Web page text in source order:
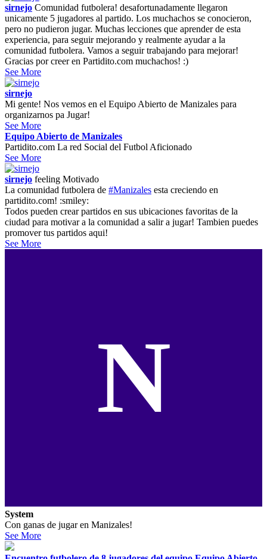
sirnejo Comunidad futbolera! desafortunadamente llegaron
unicamente 5 jugadores al partido. Los muchachos se conocieron,
pero no pudieron jugar. Muchas lecciones que aprender de esta
experiencia, para seguir mejorando y realmente ayudar a la
comunidad futbolera. Vamos a seguir trabajando para mejorar!
Gracias por creer en Partidito.com muchachos! :)
See More
sirnejo
Mi gente! Nos vemos en el Equipo Abierto de Manizales para
organizarnos pa Jugar!
See More
Equipo Abierto de Manizales
Partidito.com La red Social del Futbol Aficionado
See More
sirnejo feeling Motivado
La comunidad futbolera de #Manizales esta creciendo en
partidito.com! :smiley:
Todos pueden crear partidos en sus ubicaciones favoritas de la
ciudad para motivar a la comunidad a salir a jugar! Tambien puedes
promover tus partidos aqui!
See More
N
System
Con ganas de jugar en Manizales!
See More